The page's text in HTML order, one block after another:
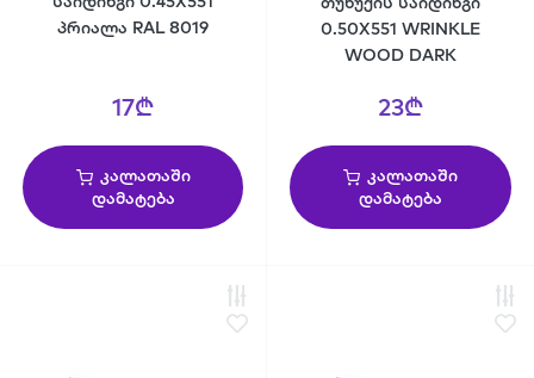
პრიალა RAL 8019
17₾
კალათაში
დამატება
0.50X551 WRINKLE
WOOD DARK
23₾
კალათაში
დამატება